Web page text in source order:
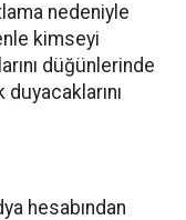
nedeniyle
kimseyi
düğünlerinde
hesabından